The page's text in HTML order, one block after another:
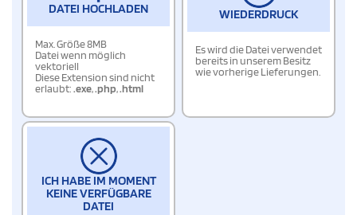
DATEI HOCHLADEN
Max. Größe 8MB
Datei wenn möglich
vektoriell
Diese Extension sind nicht
erlaubt:.exe,.php,.html
WIEDERDRUCK
Es wird die Datei verwendet
bereits in unserem Besitz
wie vorherige Lieferungen.
ICH HABE IM MOMENT
KEINE VERFÜGBARE
DATEI